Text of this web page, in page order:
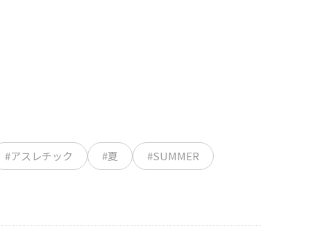
#アスレチック #夏
#SUMMER